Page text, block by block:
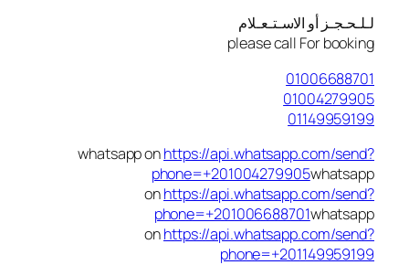
لـلـحـجـز أو الاسـتـعـلام
please call For booking
01006688701
01004279905
01149959199
whatsapp onhttps://api.whatsapp.com/send?
phone=+201004279905whatsapp
onhttps://api.whatsapp.com/send?
phone=+201006688701whatsapp
onhttps://api.whatsapp.com/send?
phone=+201149959199